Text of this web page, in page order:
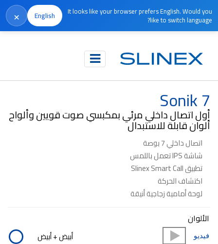
It looks like your browser prefers English. Would you
like to switch language?
English
×
الرئيسية المنتجات الاتصال الداخلي المرئي
Sonik 7
أول اتصال داخلي مرئي بمكبسي صوت قويين وألواح
ألوان قابلة للاستبدال
اتصال داخلي 7 بوصة
شاشة IPS تعمل باللمس
تطبيق Slinex Smart Call
اكتشاف الحركة
لوحة أمامية زجاجية أنيقة
الألوان
أبيض + أبيض
فيديو